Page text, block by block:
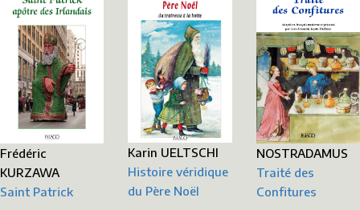
Frédéric
KURZAWA
Saint Patrick
Karin UELTSCHI
Histoire véridique
du Père Noël
NOSTRADAMUS
Traité des
Confitures